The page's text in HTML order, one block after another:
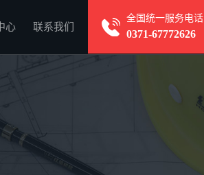
全国统一服务电话
0371-67772626
心 联系我们